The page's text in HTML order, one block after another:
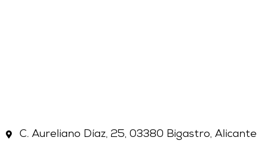
C. Aureliano Díaz, 25, 03380 Bigastro, Alicante